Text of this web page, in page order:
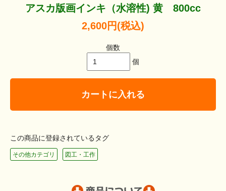
アスカ版画インキ（水溶性) 黄 800cc
2,600円(税込)
個数
個
カートに入れる
この商品に登録されているタグ
その他カテゴリ 図工・工作